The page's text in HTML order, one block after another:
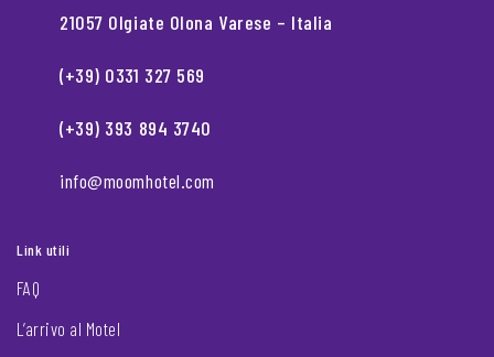
21057 Olgiate Olona Varese – Italia
(+39) 0331 327 569
(+39) 393 894 3740
info@moomhotel.com
Link utili
FAQ
L’arrivo al Motel